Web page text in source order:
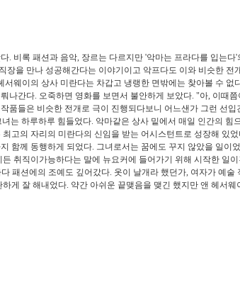
록 패션과 음악, 장르는 다르지만 '악마는 프라다를 입는다'
을 만나 성공해간다는 이야기이고 악프다도 이와 비슷한 전
웨이의 상사 미란다는 차갑고 냉랭한 면밖에는 찾아볼 수 없
나간다. 오죽하면 영화를 보면서 불안하게 보았다. "아, 이때쯤
품들은 비슷한 전개로 극이 진행되다보니 어느샌가 그런 선입
는 하루하루 힘들었다. 악마같은 상사 밑에서 매일 인간의 힘
고의 자리의 미란다의 신임을 받는 어시스턴트로 성장해 있었
함께 동행하게 되었다. 그녀로서는 꿈에도 꾸지 않았을 일이
취직이가능하다는 말에 뉴요커에 들어가기 위해 시작한 일
패션에의 조예도 깊어갔다. 옷이 날개라 했던가, 여자가 예술
게 잘 해내었다. 약간 아쉬운 끝맺음을 맺긴 했지만 앤 헤서웨